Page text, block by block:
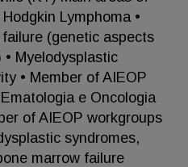
Lymphoma •
(genetic aspects
Myelodysplastic
• Member of AIEOP
e Oncologia
of AIEOP workgroups
syndromes,
marrow failure